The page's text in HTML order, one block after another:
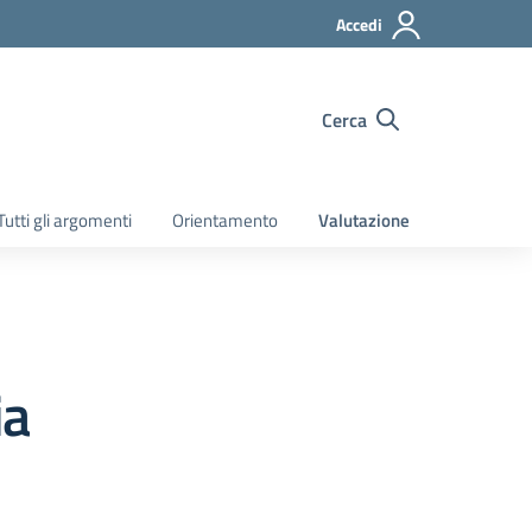
Accedi
Cerca
gli argomenti Orientamento Valutazione